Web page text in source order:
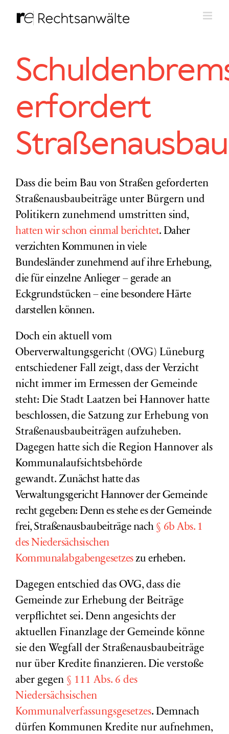
Inhalt
erfordert
Dass die beim Bau von Straßen geforderten
Straßenausbaubeiträge unter Bürgern und
Politikern zunehmend umstritten sind,
hatten wir schon einmal berichtet. Daher
verzichten Kommunen inviele
Bundesländer zunehmend auf ihre Erhebung,
die für einzelne Anlieger – gerade an
Eckgrundstücken – eine besondere Härte
darstellen können.
Doch ein aktuell vom
Oberverwaltungsgericht (OVG) Lüneburg
entschiedener Fall zeigt, dass der Verzicht
nicht immer im Ermessen der Gemeinde
steht: Die Stadt Laatzen bei Hannover hatte
beschlossen, die Satzung zur Erhebung von
Straßenausbaubeiträgen aufzuheben.
Dagegen hatte sich die Region Hannover als
Kommunalaufsichtsbehörde
gewandt. Zunächst hatte das
Verwaltungsgericht Hannoverder Gemeinde
recht gegeben: Denn es stehe es der Gemeinde
frei, Straßenausbaubeiträge nach § 6b Abs. 1
des Niedersächsischen
Kommunalabgabengesetzeszu erheben.
Dagegen entschied das OVG, dass die
Gemeinde zur Erhebung der Beiträge
verpflichtet sei. Denn angesichts der
aktuellen Finanzlage der Gemeinde könne
sie den Wegfall der Straßenausbaubeiträge
nur über Kredite finanzieren. Die verstoße
aber gegen § 111 Abs. 6 des
Niedersächsischen
Kommunalverfassungsgesetzes. Demnach
dürfen Kommunen Kredite nur aufnehmen,